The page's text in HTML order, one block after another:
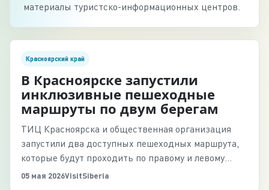
материалы туристско-информационных центров.
Красноярский край
В Красноярске запустили
инклюзивные пешеходные
маршруты по двум берегам
ТИЦ Красноярска и общественная организация
запустили два доступных пешеходных маршрута,
которые будут проходить по правому и левому
берегам города раз в две недели.
05 мая 2026VisitSiberia